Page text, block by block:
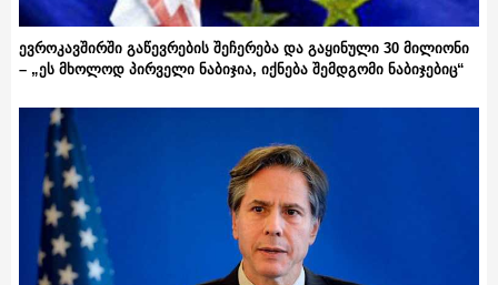
ევროკავშირში გაწევრების შეჩერება და გაყინული 30 მილიონი
– „ეს მხოლოდ პირველი ნაბიჯია, იქნება შემდგომი ნაბიჯებიც“